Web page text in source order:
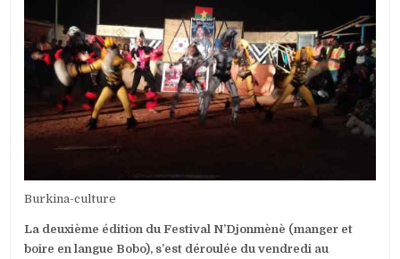
2ÈME
ÉDITION
DU
FESTIVAL
N’DJONMÈNÈ
SOUS
SIGNE
SCOLAIRE
Burkina-culture
La deuxième édition du Festival N’Djonmènè (manger et
boire en langue Bobo), s’est déroulée du vendredi au